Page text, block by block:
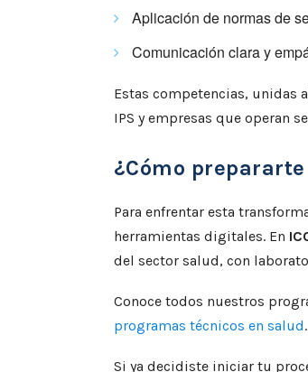
Aplicación de normas de
Comunicación clara y
Estas competencias, unidas
IPS y empresas que operan
¿Cómo prepararte
Para enfrentar esta
herramientas digitales. En
del sector salud, con
Conoce todos nuestros
programas técnicos en salud.
Si ya decidiste iniciar tu